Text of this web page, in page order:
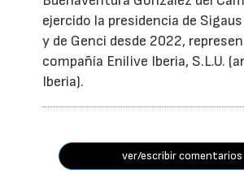
ejercido la presidencia de
y de Genci desde 2022,
compañía Enilive Iberia, S.L.U.
Iberia).
ver/escribir comentarios